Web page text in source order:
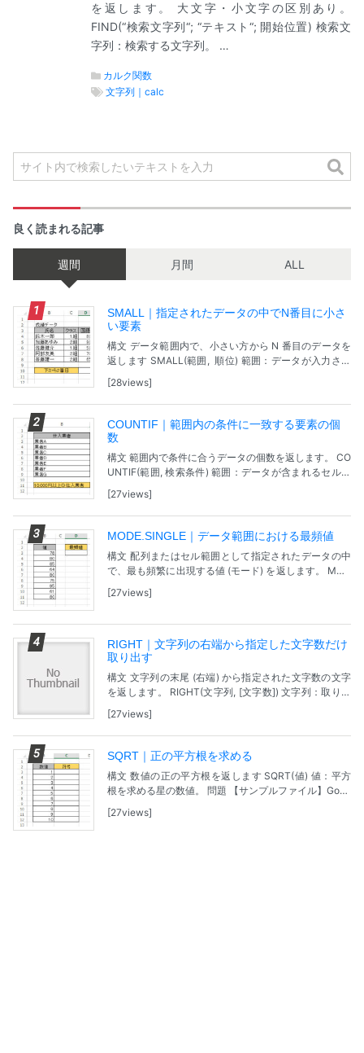
を返します。 大文字・小文字の区別あり。
FIND(“検索文字列“; “テキスト“; 開始位置) 検索文
字列：検索する文字列。 …
カルク関数
文字列｜calc
良く読まれる記事
週間 月間 ALL
SMALL｜指定されたデータの中でN番目に小さ
い要素
構文 データ範囲内で、小さい方から N 番目のデータを
返します SMALL(範囲, 順位) 範囲：データが入力され
ているセル範囲。 順位：小さい方から数えたときの順
位。 問題 【サンプルファイル】G...
28views
COUNTIF｜範囲内の条件に一致する要素の個
数
構文 範囲内で条件に合うデータの個数を返します。 CO
UNTIF(範囲, 検索条件) 範囲：データが含まれるセル範
囲。 検索条件：範囲内の個数を数える検索条件が指定
されているセル。数値、式、セル参照、...
27views
MODE.SINGLE｜データ範囲における最頻値
構文 配列またはセル範囲として指定されたデータの中
で、最も頻繁に出現する値 (モード) を返します。 MOD
E.SINGLE(値1, [値2, ...]) 値1：モードの計算の対象とな
る最初の引数を指...
27views
RIGHT｜文字列の右端から指定した文字数だけ
取り出す
構文 文字列の末尾 (右端) から指定された文字数の文字
を返します。 RIGHT(文字列, [文字数]) 文字列：取り出
す文字を含む文字列を指定します。 [文字数]：取り出す
文字数 (文字列の末尾から...
27views
SQRT｜正の平方根を求める
構文 数値の正の平方根を返します SQRT(値) 値：平方
根を求める星の数値。 問題 【サンプルファイル】Goog
leDreiveで表示されます。ダウンロードし、Excelで開
いてください。 各数値の...
27views